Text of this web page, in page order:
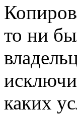
то ни
каких